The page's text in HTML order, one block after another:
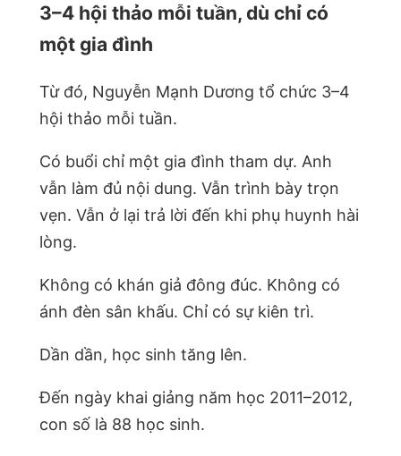
3–4 hội thảo mỗi tuần, dù chỉ có
một gia đình
Từ đó, Nguyễn Mạnh Dương tổ chức 3–4
hội thảo mỗi tuần.
Có buổi chỉ một gia đình tham dự. Anh
vẫn làm đủ nội dung. Vẫn trình bày trọn
vẹn. Vẫn ở lại trả lời đến khi phụ huynh hài
lòng.
Không có khán giả đông đúc. Không có
ánh đèn sân khấu. Chỉ có sự kiên trì.
Dần dần, học sinh tăng lên.
Đến ngày khai giảng năm học 2011–2012,
con số là 88 học sinh.